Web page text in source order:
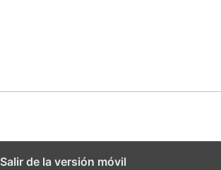
Salir de la versión móvil